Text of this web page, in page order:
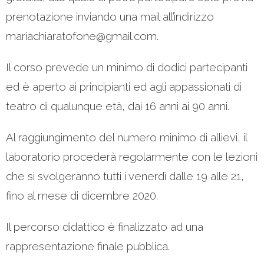
prenotazione inviando una mail all’indirizzo
mariachiaratofone@gmail.com.
Il corso prevede un minimo di dodici partecipanti
ed è aperto ai principianti ed agli appassionati di
teatro di qualunque età, dai 16 anni ai 90 anni.
Al raggiungimento del numero minimo di allievi, il
laboratorio procederà regolarmente con le lezioni
che si svolgeranno tutti i venerdì dalle 19 alle 21,
fino al mese di dicembre 2020.
Il percorso didattico è finalizzato ad una
rappresentazione finale pubblica.